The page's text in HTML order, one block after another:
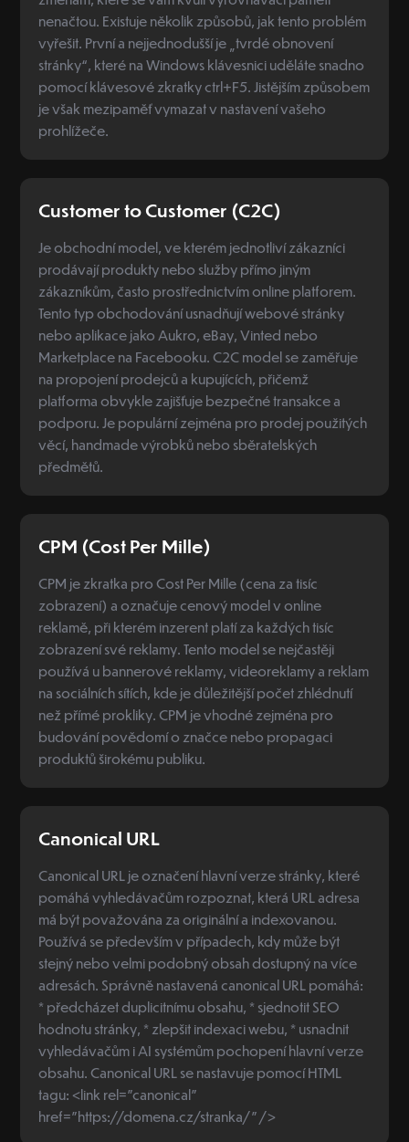
nenačtou. Existuje několik způsobů, jak tento problém
vyřešit. První a nejjednodušší je „tvrdé obnovení
stránky“, které na Windows klávesnici uděláte snadno
pomocí klávesové zkratky ctrl+F5. Jistějším způsobem
je však mezipaměť vymazat v nastavení vašeho
prohlížeče.
Customer to Customer (C2C)
Je obchodní model, ve kterém jednotliví zákazníci
prodávají produkty nebo služby přímo jiným
zákazníkům, často prostřednictvím online platforem.
Tento typ obchodování usnadňují webové stránky
nebo aplikace jako Aukro, eBay, Vinted nebo
Marketplace na Facebooku. C2C model se zaměřuje
na propojení prodejců a kupujících, přičemž
platforma obvykle zajišťuje bezpečné transakce a
podporu. Je populární zejména pro prodej použitých
věcí, handmade výrobků nebo sběratelských
předmětů.
CPM (Cost Per Mille)
CPM je zkratka pro Cost Per Mille (cena za tisíc
zobrazení) a označuje cenový model v online
reklamě, při kterém inzerent platí za každých tisíc
zobrazení své reklamy. Tento model se nejčastěji
používá u bannerové reklamy, videoreklamy a reklam
na sociálních sítích, kde je důležitější počet zhlédnutí
než přímé prokliky. CPM je vhodné zejména pro
budování povědomí o značce nebo propagaci
produktů širokému publiku.
Canonical URL
Canonical URL je označení hlavní verze stránky, které
pomáhá vyhledávačům rozpoznat, která URL adresa
má být považována za originální a indexovanou.
Používá se především v případech, kdy může být
stejný nebo velmi podobný obsah dostupný na více
adresách. Správně nastavená canonical URL pomáhá:
* předcházet duplicitnímu obsahu, * sjednotit SEO
hodnotu stránky, * zlepšit indexaci webu, * usnadnit
vyhledávačům i AI systémům pochopení hlavní verze
obsahu. Canonical URL se nastavuje pomocí HTML
tagu: <link rel="canonical"
href="https://domena.cz/stranka/" />